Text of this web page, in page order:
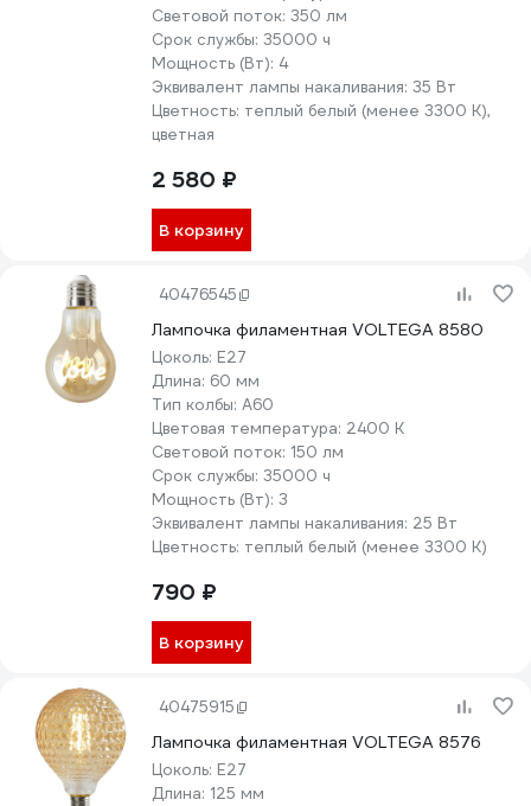
Световой поток: 350 лм
Срок службы: 35000 ч
Мощность (Вт): 4
Эквивалент лампы накаливания: 35 Вт
Цветность: теплый белый (менее 3300 К),
цветная
2 580 ₽
В корзину
40476545
Лампочка филаментная VOLTEGA 8580
Цоколь: E27
Длина: 60 мм
Тип колбы: A60
Цветовая температура: 2400 К
Световой поток: 150 лм
Срок службы: 35000 ч
Мощность (Вт): 3
Эквивалент лампы накаливания: 25 Вт
Цветность: теплый белый (менее 3300 К)
790 ₽
В корзину
40475915
Лампочка филаментная VOLTEGA 8576
Цоколь: E27
Длина: 125 мм